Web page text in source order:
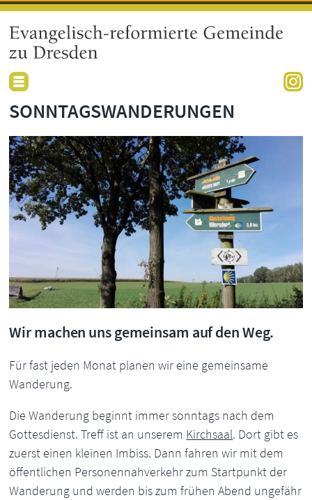
SONNTAGSWANDERUNGEN
Wir machen uns gemeinsam auf den Weg.
Für fast jeden Monat planen wir eine gemeinsame
Wanderung.
Die Wanderung beginnt immer sonntags nach dem
Gottesdienst. Treff ist an unserem Kirchsaal. Dort gibt es
zuerst einen kleinen Imbiss. Dann fahren wir mit dem
öffentlichen Personennahverkehr zum Startpunkt der
Wanderung und werden bis zum frühen Abend ungefähr